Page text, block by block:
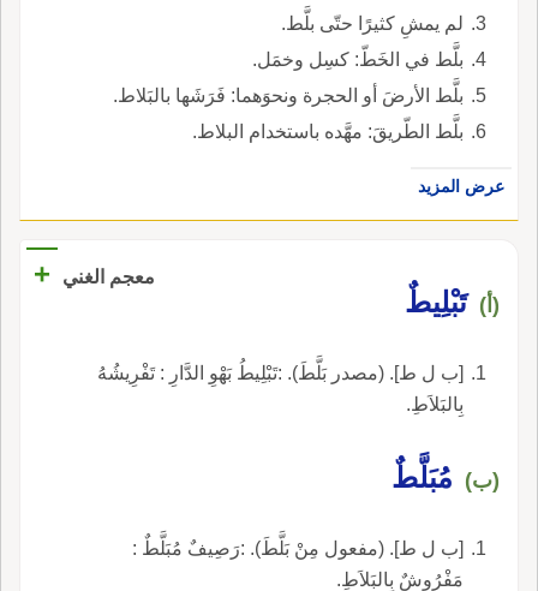
لم يمشِ كثيرًا حتّى بلَّط.
بلَّط في الخَطّ: كسِل وخمَل.
بلَّط الأرضَ أو الحجرة ونحوَهما: فَرَشَها بالبَلاط.
بلَّط الطّريقَ: مهَّده باستخدام البلاط.
عرض المزيد
معجم الغني +
(أ) تَبْلِيطٌ
[ب ل ط]. (مصدر بَلَّطَ). :تَبْلِيطُ بَهْوِ الدَّارِ : تَفْرِيشُهُ
بِالبَلاَطِ.
(ب) مُبَلَّطٌ
[ب ل ط]. (مفعول مِنْ بَلَّطَ). :رَصِيفٌ مُبَلَّطٌ :
مَفْرُوشٌ بِالبَلاَطِ.